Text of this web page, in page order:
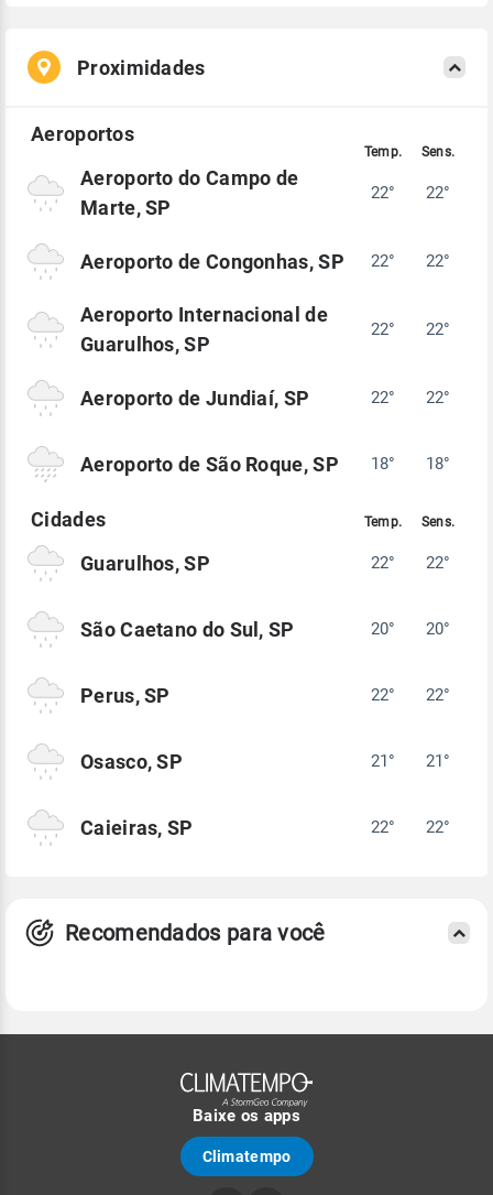
Proximidades
Aeroporto do Campo de
Marte, SP
22° 22°
Aeroporto de Congonhas, SP 22° 22°
Aeroporto Internacional de
Guarulhos, SP
22° 22°
Aeroporto de Jundiaí, SP 22° 22°
Aeroporto de São Roque, SP 18° 18°
Guarulhos, SP 22° 22°
São Caetano do Sul, SP 20° 20°
Perus, SP 22° 22°
Osasco, SP 21° 21°
Caieiras, SP 22° 22°
Recomendados para você
Baixe os apps
Climatempo